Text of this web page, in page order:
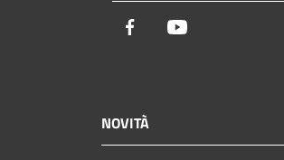
Facebook
NOVITÀ